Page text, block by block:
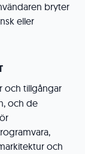
bryter
eller
och tillgångar
och de
och